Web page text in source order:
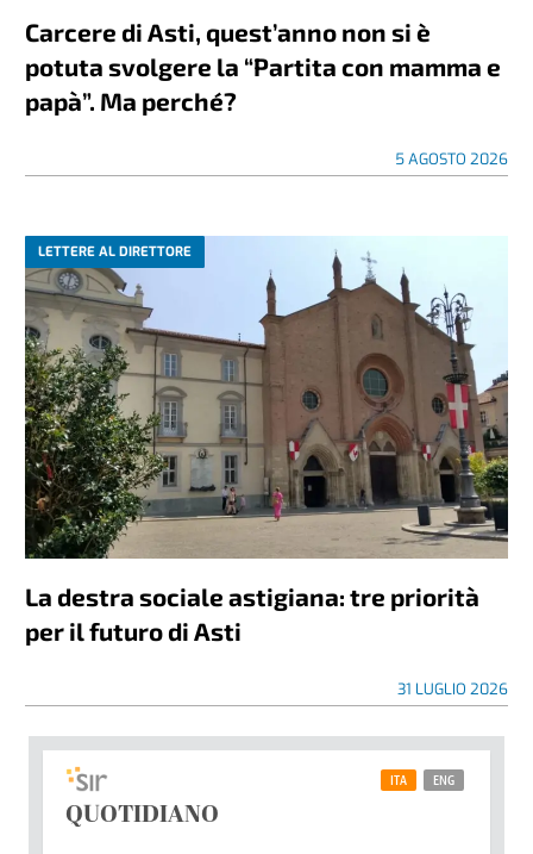
Carcere di Asti, quest’anno non si è
potuta svolgere la “Partita con mamma e
papà”. Ma perché?
5 AGOSTO 2026
LETTERE AL DIRETTORE
La destra sociale astigiana: tre priorità
per il futuro di Asti
31 LUGLIO 2026